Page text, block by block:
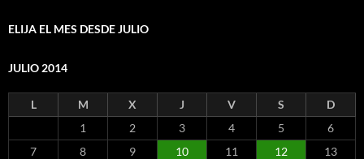
ELIJA EL MES DESDE JULIO
JULIO 2014
L M X J V S
D
1
2 3 4 5
6
7
8 9 10 11 12
13